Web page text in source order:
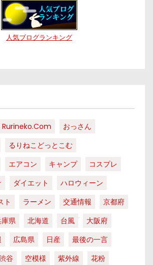
人気ブログランキング
Rurineko.com
おっさん
るりねこどっとこむ
エアコン キャンプ
コスプレ
ダイエット
ハロウィーン
ト
ラーメン 交通情報
京都府
県 北海道 台風
大阪府
広島県 日産
最後の一言
谷 空模様 紫外線
花粉